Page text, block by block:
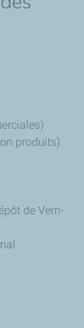
produits)
de Vern-